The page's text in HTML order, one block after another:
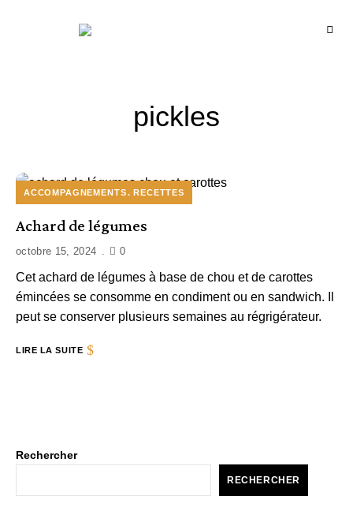
pickles
ACCOMPAGNEMENTS RECETTES
Achard de légumes
octobre 15, 2024 0
Cet achard de légumes à base de chou et de carottes
émincées se consomme en condiment ou en sandwich. Il
peut se conserver plusieurs semaines au régrigérateur.
LIRE LA SUITE
Rechercher
RECHERCHER